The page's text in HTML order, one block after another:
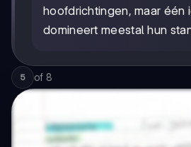
hoofdrichtingen, maar één
domineert meestal hun
5 of 8